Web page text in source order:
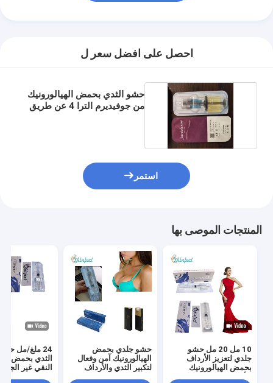
احصل على افضل سعر ل
حشو الثدي بحمض الهيالورونيك
من جوفيديرم الترا 4 عن طريق
استمر
المنتجات الموصى بها
10 مل 20 مل حشو
جلدي لتعزيز الأرداف
بحمض الهيالورونيك
حشو جلدي بحمض
الهيالورونيك آمن وفعال
لتكبير الثدي والأرداف
24 ملغ/مل
الثدي بحمض
النقي غير